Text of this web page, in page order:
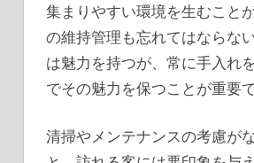
集まりやすい環境を生むこと
の維持管理も忘れてはならな
は魅力を持つが、常に手入れ
でその魅力を保つことが重要で
清掃やメンテナンスの考慮が